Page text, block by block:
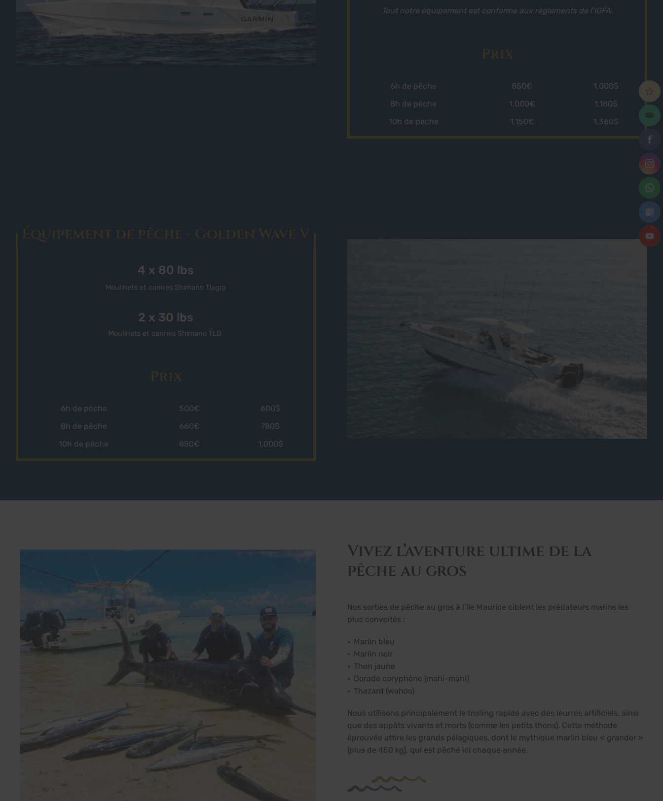
Tout notre équipement est conforme aux règlements de l’IGFA.
Prix
6h de pêche 850€
1,000$
8h de pêche
1,000€
1,180$
10h de pêche
1,150€ 1,360$
Équipement de pêche - Golden Wave V
4 x 80 lbs
Moulinets et cannes Shimano Tiagra
2 x 30 lbs
Moulinets et cannes Shimano TLD
Prix
6h de pêche 500€
600$
8h de pêche
660€
780$
10h de pêche
850€ 1,000$
Vivez l’aventure ultime de la
pêche au gros
Nos sorties de pêche au gros à l’île Maurice ciblent les prédateurs marins les
plus convoités :
Marlin bleu
Marlin noir
Thon jaune
Dorade coryphène (mahi-mahi)
Thazard (wahoo)
Nous utilisons principalement le trolling rapide avec des leurres artificiels, ainsi
que des appâts vivants et morts (comme les petits thons). Cette méthode
éprouvée attire les grands pélagiques, dont le mythique marlin bleu « grander »
(plus de 450 kg), qui est pêché ici chaque année.